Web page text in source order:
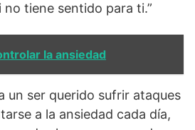
no tiene sentido para ti.”
la ansiedad
un ser querido sufrir ataques
a la ansiedad cada día,